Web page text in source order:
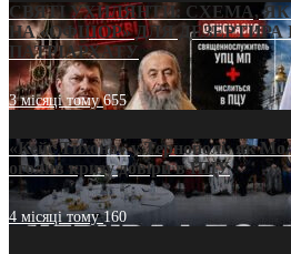
СВЯТІ УХИЛЯНТИ: СХЕМА,
НА «ОФШОР» ДЛЯ
ПАТРІАРХАТУ
3 місяці тому655
«Кейс Тихона» у Тернополі: як
оголив кризу довіри в ПЦУ
4 місяці тому160